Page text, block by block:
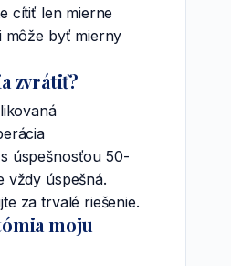
cítiť len mierne
môže byť mierny
zvrátiť?
úspešnosťou 50-
vždy úspešná.
za trvalé riešenie.
moju